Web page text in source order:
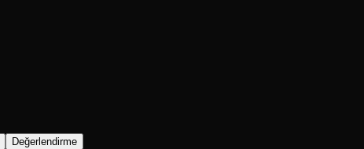
Değerlendirme